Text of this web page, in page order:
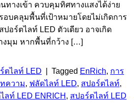
ทางเข้า ควบคุมทิศทางแสงได้ง่าย
บคลุมพื้นที่เป้าหมายโดยไม่เกิดการ
อร์ตไลท์ LED ตัวเดียว อาจเกิด
งมุม หากพื้นที่กว้าง […]
ตไลท์ LED Tagged EnRich, การ
ความ, ฟลัดไลท์ LED, สปอร์ตไลท์,
ลท์ LED ENRICH , สปอร์ตไลท์ LED